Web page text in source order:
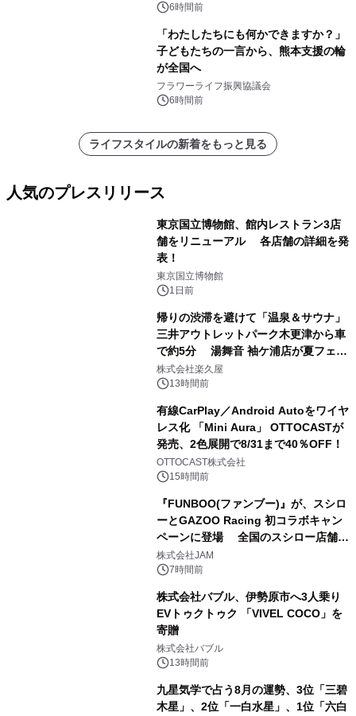
6時間前
「わたしたちにも何かできますか？」
子どもたちの一言から、熊本支援の輪
が全国へ
フラワーライフ振興協議会
6時間前
ライフスタイルの新着をもっと見る
人気のプレスリリース
東京国立博物館、館内レストラン3店
舗をリニューアル 各店舗の詳細を発
表！
東京国立博物館
1日前
帰りの渋滞を避けて「温泉＆サウナ」
三井アウトレットパーク木更津から車
で約5分 湯舞音 袖ケ浦店が夏フェア
メニューを提供
株式会社楽久屋
13時間前
有線CarPlay／Android Autoをワイヤ
レス化 「Mini Aura」 OTTOCASTが
発売、2色展開で8/31まで40％OFF！
OTTOCAST株式会社
15時間前
『FUNBOO(ファンブー)』が、スシロ
ーとGAZOO Racing 初コラボキャン
ペーンに登場 全国のスシロー店舗で
GR 4車種の FUNBOO(ミニカー)付き
メニューが展開されます
株式会社JAM
7時間前
株式会社バブル、伊勢原市へ3人乗り
EVトゥクトゥク 「VIVEL COCO」を
寄贈
株式会社バブル
13時間前
九星気学で占う8月の運勢、3位「三碧
木星」、2位「一白水星」、1位「六白